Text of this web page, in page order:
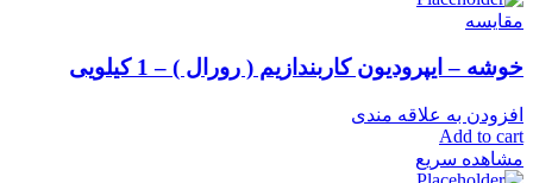
مقایسه
خوشه – ایپرودیون کاربندازیم ( رورال ) – 1 کیلویی
افزودن به علاقه مندی
Add to cart
مشاهده سریع